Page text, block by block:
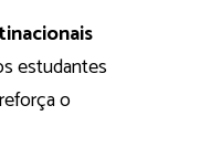
estudantes
o